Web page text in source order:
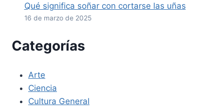
Qué significa soñar con cortarse las uñas
16 de marzo de 2025
Categorías
Arte
Ciencia
Cultura General